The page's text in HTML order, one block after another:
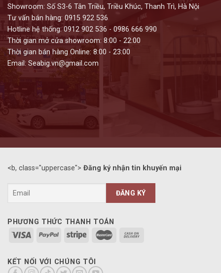
Showroom: Số S3-6 Tân Triều, Triều Khúc, Thanh Trì, Hà Nội
Tư vấn bán hàng: 0915 922 536
Hotline hệ thống: 0912 902 536 - 0986 666 990
Thời gian mở cửa showroom: 8:00 - 22:00
Thời gian bán hàng Online: 8:00 - 23:00
Email: Seabig.vn@gmail.com
<b, class="uppercase"> Đăng ký nhận tin khuyến mại
PHƯƠNG THỨC THANH TOÁN
KẾT NỐI VỚI CHÚNG TÔI